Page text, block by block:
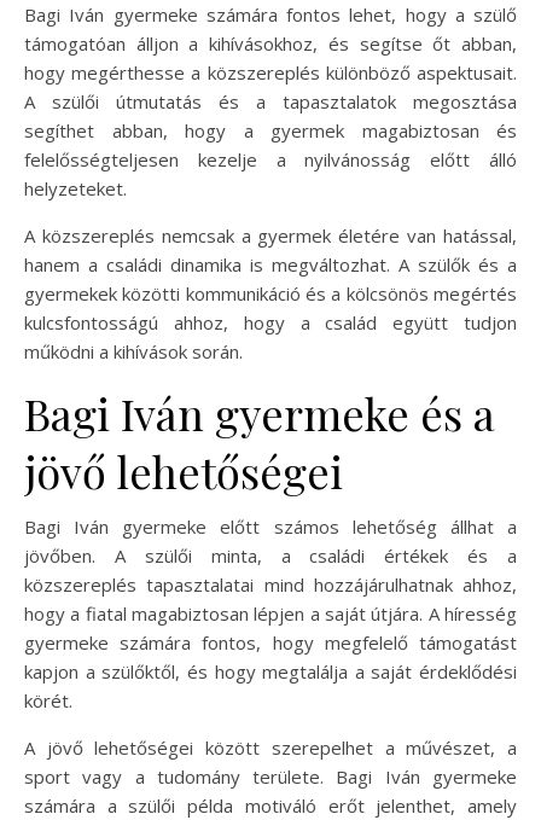
Bagi Iván gyermeke számára fontos lehet, hogy a szülő
támogatóan álljon a kihívásokhoz, és segítse őt abban,
hogy megérthesse a közszereplés különböző aspektusait.
A szülői útmutatás és a tapasztalatok megosztása
segíthet abban, hogy a gyermek magabiztosan és
felelősségteljesen kezelje a nyilvánosság előtt álló
helyzeteket.
A közszereplés nemcsak a gyermek életére van hatással,
hanem a családi dinamika is megváltozhat. A szülők és a
gyermekek közötti kommunikáció és a kölcsönös megértés
kulcsfontosságú ahhoz, hogy a család együtt tudjon
működni a kihívások során.
Bagi Iván gyermeke és a
jövő lehetőségei
Bagi Iván gyermeke előtt számos lehetőség állhat a
jövőben. A szülői minta, a családi értékek és a
közszereplés tapasztalatai mind hozzájárulhatnak ahhoz,
hogy a fiatal magabiztosan lépjen a saját útjára. A híresség
gyermeke számára fontos, hogy megfelelő támogatást
kapjon a szülőktől, és hogy megtalálja a saját érdeklődési
körét.
A jövő lehetőségei között szerepelhet a művészet, a
sport vagy a tudomány területe. Bagi Iván gyermeke
számára a szülői példa motiváló erőt jelenthet, amely